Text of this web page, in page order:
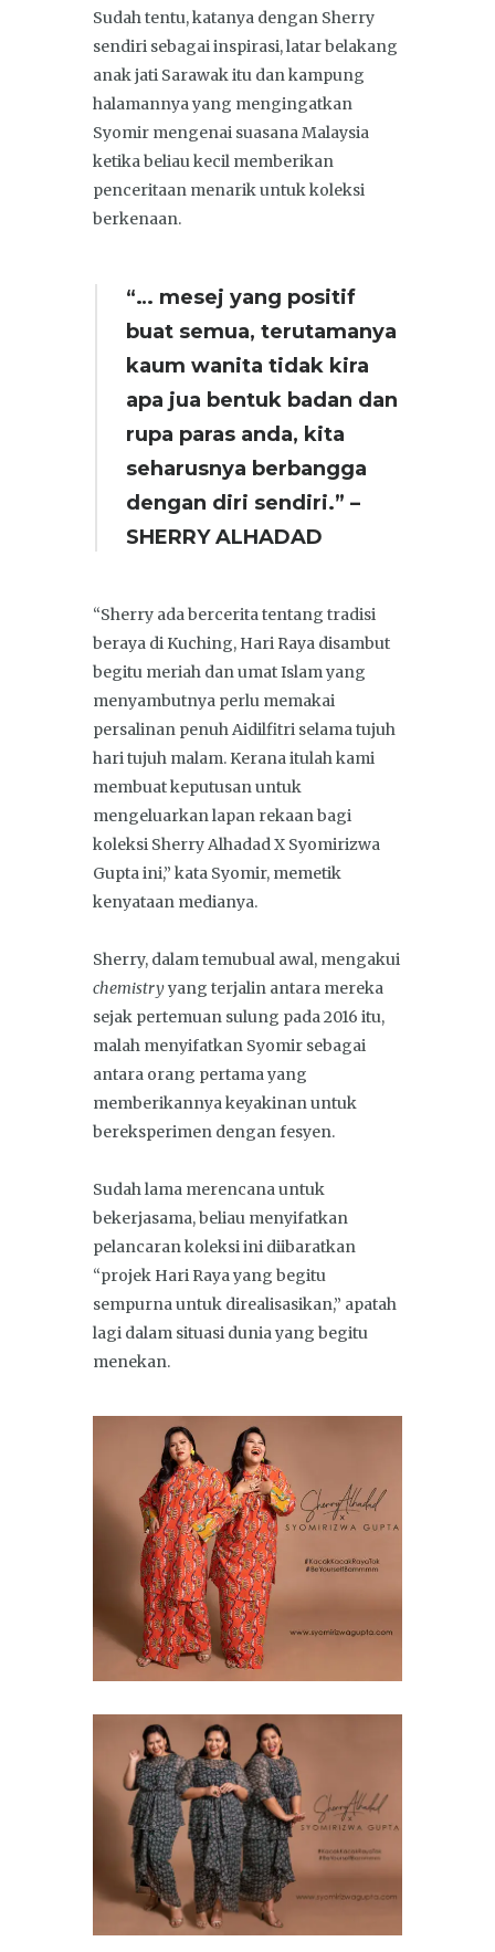
Sudah tentu, katanya dengan Sherry
sendiri sebagai inspirasi, latar belakang
anak jati Sarawak itu dan kampung
halamannya yang mengingatkan
Syomir mengenai suasana Malaysia
ketika beliau kecil memberikan
penceritaan menarik untuk koleksi
berkenaan.
“… mesej yang positif
buat semua, terutamanya
kaum wanita tidak kira
apa jua bentuk badan dan
rupa paras anda, kita
seharusnya berbangga
dengan diri sendiri.” –
SHERRY ALHADAD
“Sherry ada bercerita tentang tradisi
beraya di Kuching, Hari Raya disambut
begitu meriah dan umat Islam yang
menyambutnya perlu memakai
persalinan penuh Aidilfitri selama tujuh
hari tujuh malam. Kerana itulah kami
membuat keputusan untuk
mengeluarkan lapan rekaan bagi
koleksi Sherry Alhadad X Syomirizwa
Gupta ini,” kata Syomir, memetik
kenyataan medianya.
Sherry, dalam temubual awal, mengakui
chemistryyang terjalin antara mereka
sejak pertemuan sulung pada 2016 itu,
malah menyifatkan Syomir sebagai
antara orang pertama yang
memberikannya keyakinan untuk
bereksperimen dengan fesyen.
Sudah lama merencana untuk
bekerjasama, beliau menyifatkan
pelancaran koleksi ini diibaratkan
“projek Hari Raya yang begitu
sempurna untuk direalisasikan,” apatah
lagi dalam situasi dunia yang begitu
menekan.